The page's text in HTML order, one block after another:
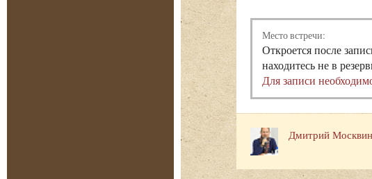
Место встречи:
Откроется после
находитесь не в
Для записи
Дмитрий Москвин